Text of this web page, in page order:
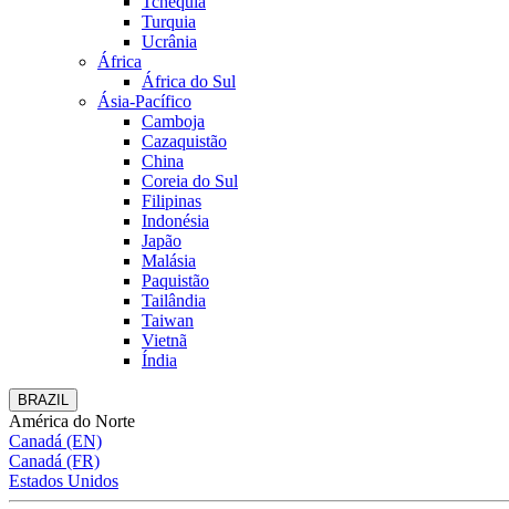
Turquia
Ucrânia
África
África do Sul
Ásia-Pacífico
Camboja
Cazaquistão
China
Coreia do Sul
Filipinas
Indonésia
Japão
Malásia
Paquistão
Tailândia
Taiwan
Vietnã
Índia
BRAZIL
América do Norte
Canadá (EN)
Canadá (FR)
Estados Unidos